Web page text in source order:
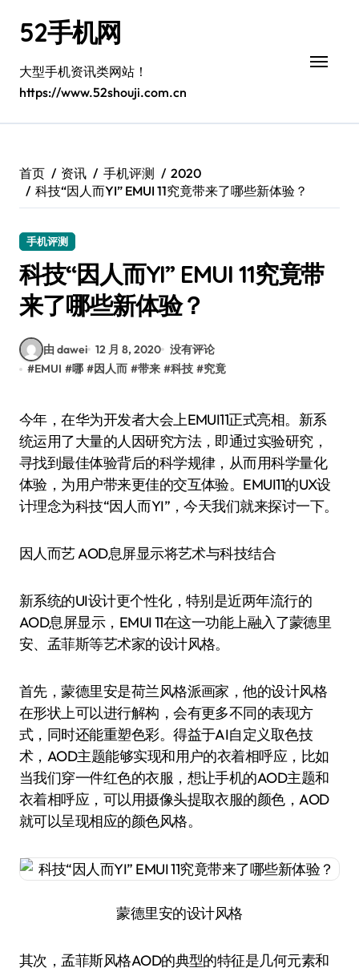
52手机网
大型手机资讯类网站！
https://www.52shouji.com.cn
首页 资讯 手机评测
2020
科技“因人而YI” EMUI 11究竟带来了哪些新体验？
手机评测
科技“因人而YI” EMUI 11究竟带
来了哪些新体验？
由 dawei 12 月 8, 2020 没有评论
#EMUI #哪 #因人而 #带来 #科技 #究竟
今年，在华为开发者大会上EMUI11正式亮相。新系
统运用了大量的人因研究方法，即通过实验研究，
寻找到最佳体验背后的科学规律，从而用科学量化
体验，为用户带来更佳的交互体验。EMUI11的UX设
计理念为科技“因人而YI”，今天我们就来探讨一下。
因人而艺 AOD息屏显示将艺术与科技结合
新系统的UI设计更个性化，特别是近两年流行的
AOD息屏显示，EMUI 11在这一功能上融入了蒙德里
安、孟菲斯等艺术家的设计风格。
首先，蒙德里安是荷兰风格派画家，他的设计风格
在形状上可以进行解构，会有更多不同的表现方
式，同时还能重塑色彩。得益于AI自定义取色技
术，AOD主题能够实现和用户的衣着相呼应，比如
当我们穿一件红色的衣服，想让手机的AOD主题和
衣着相呼应，可以用摄像头提取衣服的颜色，AOD
就可以呈现相应的颜色风格。
蒙德里安的设计风格
其次，孟菲斯风格AOD的典型的特征是几何元素和